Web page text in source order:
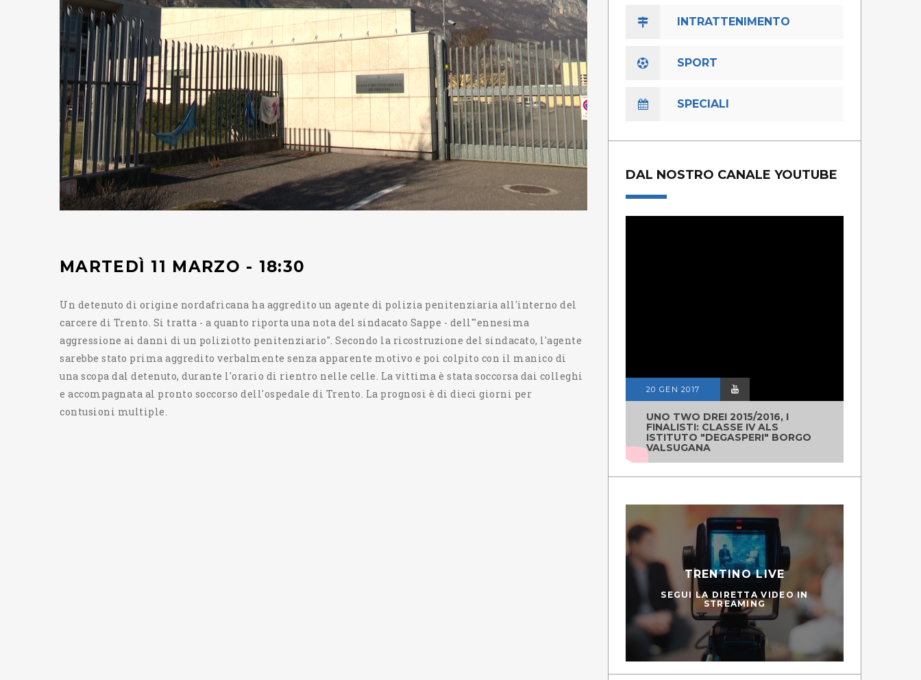
MARTEDÌ 11 MARZO - 18:30
Un detenuto di origine nordafricana ha aggredito un agente di polizia penitenziaria all'interno del
carcere di Trento. Si tratta - a quanto riporta una nota del sindacato Sappe - dell'"ennesima
aggressione ai danni di un poliziotto penitenziario". Secondo la ricostruzione del sindacato, l'agente
sarebbe stato prima aggredito verbalmente senza apparente motivo e poi colpito con il manico di
una scopa dal detenuto, durante l'orario di rientro nelle celle. La vittima è stata soccorsa dai colleghi
e accompagnata al pronto soccorso dell'ospedale di Trento. La prognosi è di dieci giorni per
contusioni multiple.
INTRATTENIMENTO
SPORT
SPECIALI
DAL NOSTRO CANALE YOUTUBE
20 GEN 2017
UNO TWO DREI 2015/2016, I
FINALISTI: CLASSE IV ALS
ISTITUTO "DEGASPERI" BORGO
VALSUGANA
TRENTINO LIVE
SEGUI LA DIRETTA VIDEO IN
STREAMING